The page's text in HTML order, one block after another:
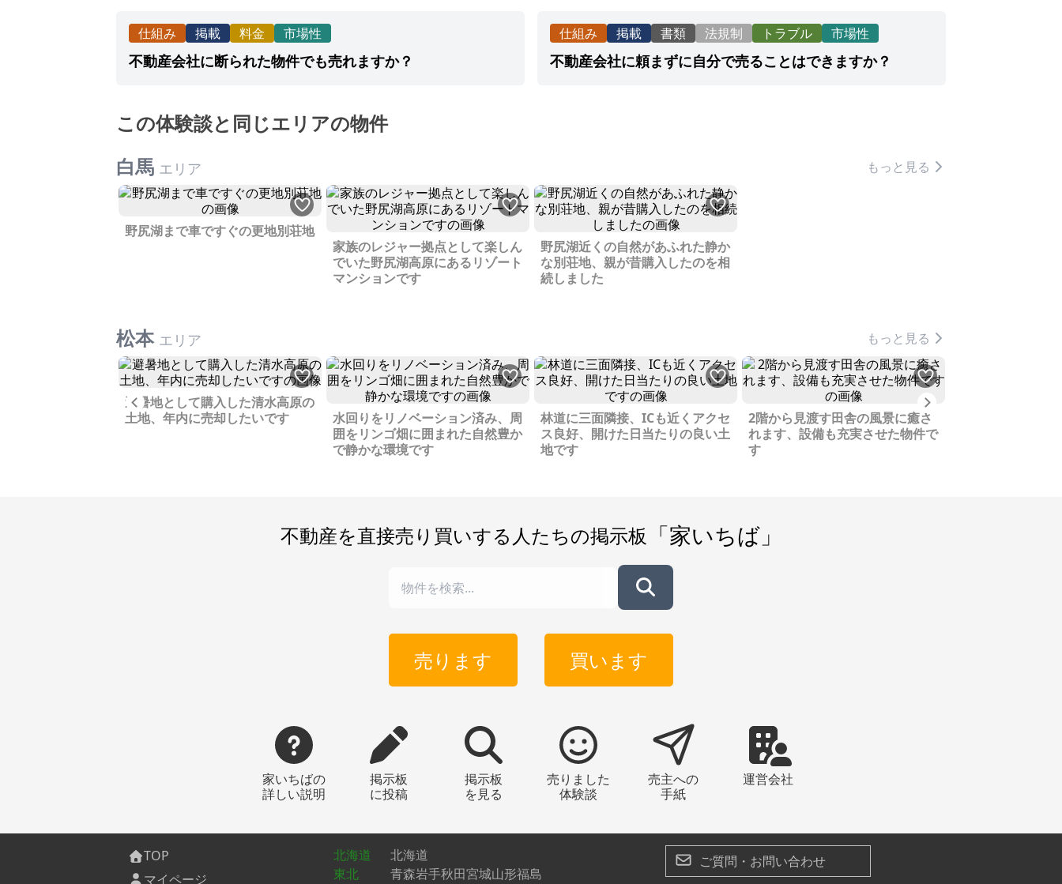
仕組み 掲載 料金 市場性
不動産会社に断られた物件でも売れますか？
仕組み 掲載 書類 法規制 トラブル 市場性
不動産会社に頼まずに自分で売ることはできますか？
この体験談と同じエリアの物件
白馬 エリア もっと見る
野尻湖まで車ですぐの更地別荘地
家族のレジャー拠点として楽しん
でいた野尻湖高原にあるリゾート
マンションです
野尻湖近くの自然があふれた静か
な別荘地、親が昔購入したのを相
続しました
松本 エリア もっと見る
Previous
避暑地として購入した清水高原の
土地、年内に売却したいです
水回りをリノベーション済み、周
囲をリンゴ畑に囲まれた自然豊か
で静かな環境です
林道に三面隣接、ICも近くアクセ
ス良好、開けた日当たりの良い土
地です
2階から見渡す田舎の風景に癒さ
れます、設備も充実させた物件で
す
不動産を直接売り買いする人たちの掲示板 「家いちば」
売ります 買います
家いちばの
詳しい説明
掲示板
に投稿
掲示板
を見る
売りました
体験談
売主への
手紙
運営会社
TOP
マイページ
北海道
北海道
東北
青森岩手秋田宮城山形福島
ご質問・お問い合わせ